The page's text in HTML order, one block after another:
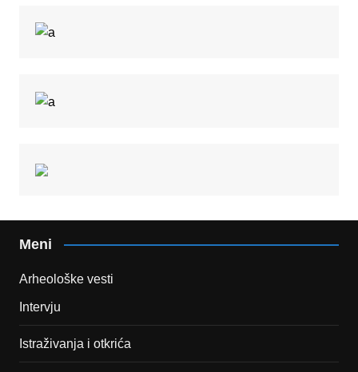
Meni
Arheološke vesti
Intervju
Istraživanja i otkrića